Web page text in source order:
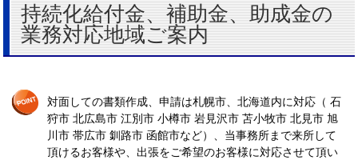
持続化給付金、補助金、助成金の
業務対応地域ご案内
対面しての書類作成、申請は札幌市、北海道内に対応（ 石
狩市 北広島市 江別市 小樽市 岩見沢市 苫小牧市 北見市 旭
川市 帯広市 釧路市 函館市など）、当事務所まで来所して
頂けるお客様や、出張をご希望のお客様に対応させて頂い